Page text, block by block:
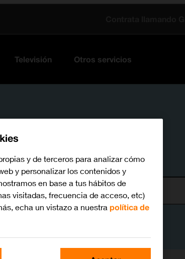
Televisión Otros servicios
Busca por problema o tema
y de terceros para analizar cómo
y personalizar los contenidos y
en base a tus hábitos de
visitadas, frecuencia de acceso, etc)
echa un vistazo a nuestrapolítica de